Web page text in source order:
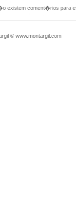
existem coment�rios para
©www.montargil.com